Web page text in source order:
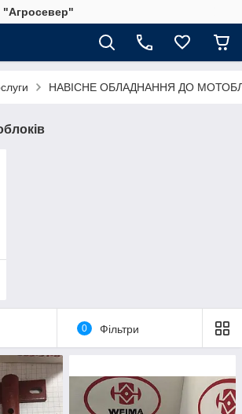
"Агросевер"
НАВІСНЕ ОБЛАДНАННЯ ДО
0 Фільтри